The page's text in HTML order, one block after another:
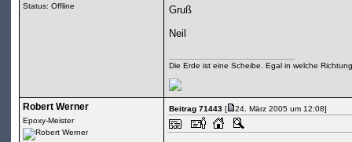
Status: Offline
Gruß
Neil
Die Erde ist eine Scheibe. Egal in welche
Robert Werner
Epoxy-Meister
Beitrag 71443[ 24. März 2005 um 12:08]